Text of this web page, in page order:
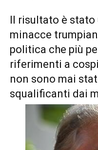
Il risultato è
minacce
politica che più
riferimenti a
non sono mai
squalificanti dai